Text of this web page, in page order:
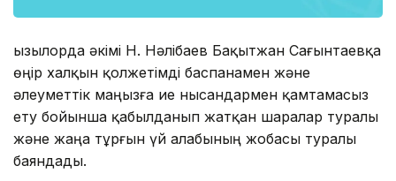
Қызылорда әкімі Н. Нәлібаев Бақытжан Сағынтаевқа
өңір халқын қолжетімді баспанамен және
әлеуметтік маңызға ие нысандармен қамтамасыз
ету бойынша қабылданып жатқан шаралар туралы
және жаңа тұрғын үй алабының жобасы туралы
баяндады.